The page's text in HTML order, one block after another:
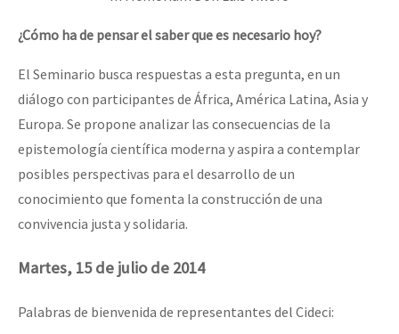
¿Cómo ha de pensar el saber que es necesario hoy?
El Seminario busca respuestas a esta pregunta, en un
diálogo con participantes de África, América Latina, Asia y
Europa. Se propone analizar las consecuencias de la
epistemología científica moderna y aspira a contemplar
posibles perspectivas para el desarrollo de un
conocimiento que fomenta la construcción de una
convivencia justa y solidaria.
Martes, 15 de julio de 2014
Palabras de bienvenida de representantes del Cideci: